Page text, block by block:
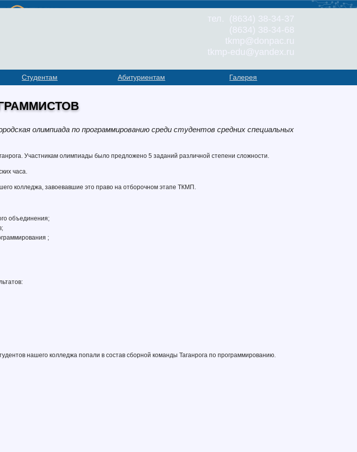
тел. (8634) 38-34-37
(8634) 38-34-68
tkmp@donpac.ru
tkmp-edu@yandex.ru
Студентам Абитуриентам Галерея
олимпиада по программированию среди студентов средних специальных
Участникам олимпиады было предложено 5 заданий различной степени сложности.
часа.
колледжа, завоевавшие это право на отборочном этапе ТКМП.
объединения;
;
нашего колледжа попали в состав сборной команды Таганрога по программированию.